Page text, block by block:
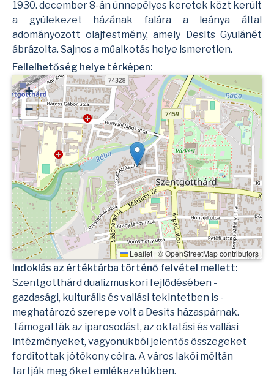
1930. december 8-án ünnepélyes keretek közt került
a gyülekezet házának falára a leánya által
adományozott olajfestmény, amely Desits Gyulánét
ábrázolta. Sajnos a műalkotás helye ismeretlen.
Fellelhetőség helye térképen:
+
−
Leaflet | ©OpenStreetMapcontributors
Indoklás az értéktárba történő felvétel mellett:
Szentgotthárd dualizmuskori fejlődésében -
gazdasági, kulturális és vallási tekintetben is -
meghatározó szerepe volt a Desits házaspárnak.
Támogatták az iparosodást, az oktatási és vallási
intézményeket, vagyonukból jelentős összegeket
fordítottak jótékony célra. A város lakói méltán
tartják meg őket emlékezetükben.